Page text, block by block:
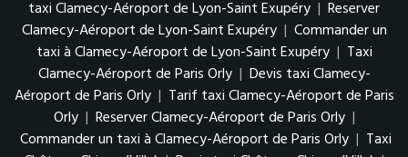
taxi Clamecy-Aéroport de Lyon-Saint Exupéry | Reserver
Clamecy-Aéroport de Lyon-Saint Exupéry | Commander un
taxi à Clamecy-Aéroport de Lyon-Saint Exupéry | Taxi
Clamecy-Aéroport de Paris Orly | Devis taxi Clamecy-
Aéroport de Paris Orly | Tarif taxi Clamecy-Aéroport de Paris
Orly | Reserver Clamecy-Aéroport de Paris Orly |
Commander un taxi à Clamecy-Aéroport de Paris Orly | Taxi